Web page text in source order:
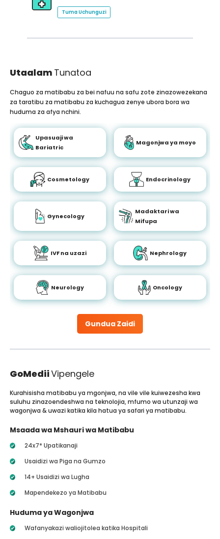
Tuma Uchunguzi
Utaalam Tunatoa
Gundua Zaidi
Chaguo za matibabu za bei nafuu na safu zote zinazowezekana
za taratibu za matibabu za kuchagua zenye ubora bora wa
huduma za afya nchini.
Upasuaji wa
Bariatric
Magonjwa ya moyo
Cosmetology Endocrinology
Gynecology
Madaktari wa
Mifupa
IVF na uzazi Nephrology
Neurology Oncology
GoMediiVipengele
Kurahisisha matibabu ya mgonjwa, na vile vile kuiwezesha kwa
suluhu zinazoendeshwa na teknolojia, mfumo wa utunzaji wa
wagonjwa & uwazi katika kila hatua ya safari ya matibabu.
Msaada wa Mshauri wa Matibabu
24x7* Upatikanaji
Usaidizi wa Piga na Gumzo
14+ Usaidizi wa Lugha
Mapendekezo ya Matibabu
Huduma ya Wagonjwa
Wafanyakazi waliojitolea katika Hospitali